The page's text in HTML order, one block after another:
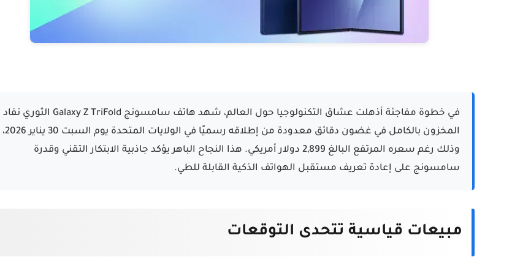
في خطوة مفاجئة أذهلت عشاق التكنولوجيا حول العالم، شهد هاتف سامسونج Galaxy Z TriFold الثوري نفاد
المخزون بالكامل في غضون دقائق معدودة من إطلاقه رسميًا في الولايات المتحدة يوم السبت 30 يناير 2026،
وذلك رغم سعره المرتفع البالغ 2,899 دولار أمريكي. هذا النجاح الباهر يؤكد جاذبية الابتكار التقني وقدرة
سامسونج على إعادة تعريف مستقبل الهواتف الذكية القابلة للطي.
مبيعات قياسية تتحدى التوقعات